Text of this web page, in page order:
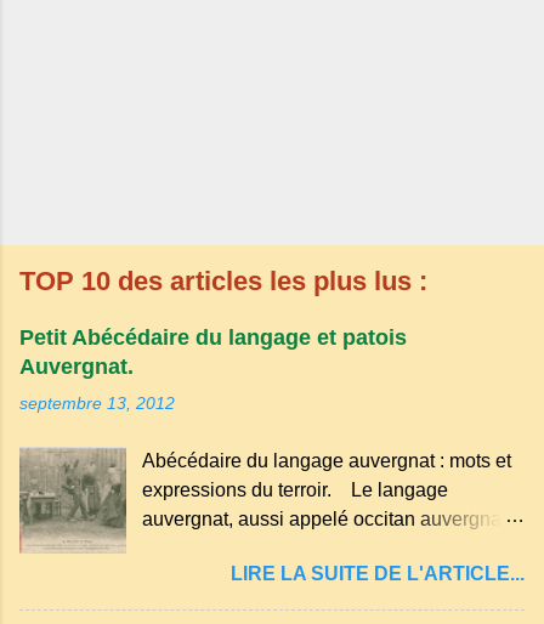
TOP 10 des articles les plus lus :
Petit Abécédaire du langage et patois
Auvergnat.
septembre 13, 2012
Abécédaire du langage auvergnat : mots et
expressions du terroir. Le langage
auvergnat, aussi appelé occitan auvergnat ,
principalement en Auvergne et dans
certaines parties du Massif central . Il
LIRE LA SUITE DE L'ARTICLE...